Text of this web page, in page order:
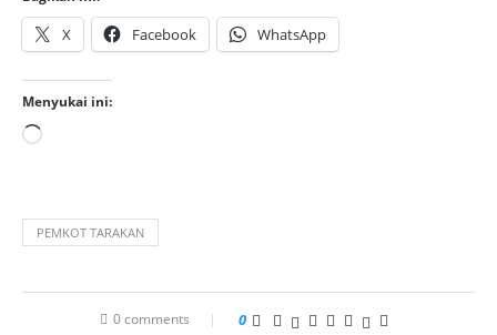
X Facebook WhatsApp
Menyukai ini:
PEMKOT TARAKAN
0 comments 0